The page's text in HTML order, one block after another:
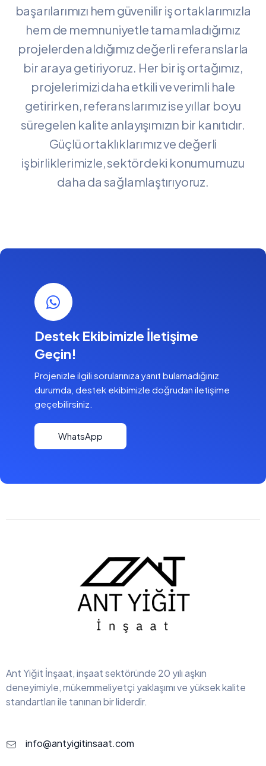
başarılarımızı hem güvenilir iş ortaklarımızla
hem de memnuniyetle tamamladığımız
projelerden aldığımız değerli referanslarla
bir araya getiriyoruz. Her bir iş ortağımız,
projelerimizi daha etkili ve verimli hale
getirirken, referanslarımız ise yıllar boyu
süregelen kalite anlayışımızın bir kanıtıdır.
Güçlü ortaklıklarımız ve değerli
işbirliklerimizle, sektördeki konumumuzu
daha da sağlamlaştırıyoruz.
Destek Ekibimizle İletişime
Geçin!
Projenizle ilgili sorularınıza yanıt bulamadığınız
durumda, destek ekibimizle doğrudan iletişime
geçebilirsiniz.
WhatsApp
Ant Yiğit İnşaat, inşaat sektöründe 20 yılı aşkın
deneyimiyle, mükemmeliyetçi yaklaşımı ve yüksek kalite
standartları ile tanınan bir liderdir.
info@antyigitinsaat.com